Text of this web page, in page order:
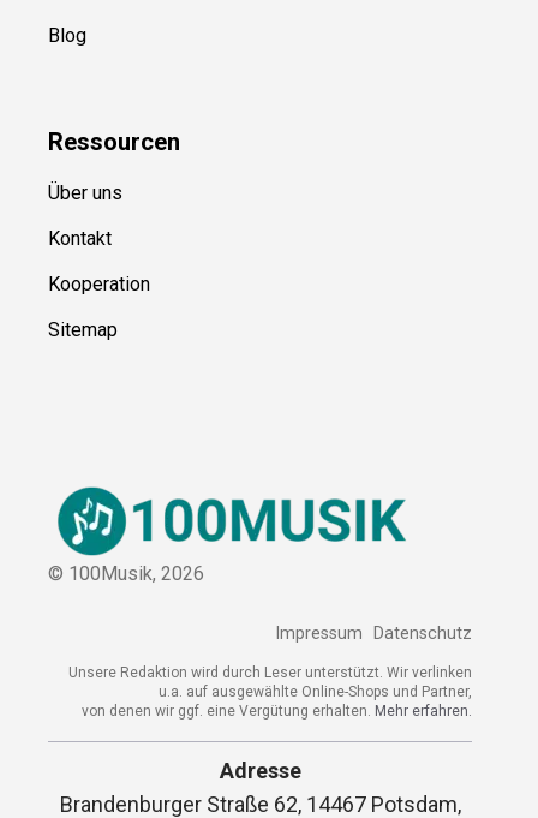
Blog
Ressourcen
Über uns
Kontakt
Kooperation
Sitemap
© 100Musik, 2026
Impressum Datenschutz
Unsere Redaktion wird durch Leser unterstützt. Wir verlinken
u.a. auf ausgewählte Online-Shops und Partner,
von denen wir ggf. eine Vergütung erhalten. Mehr erfahren.
Adresse
Brandenburger Straße 62, 14467 Potsdam,